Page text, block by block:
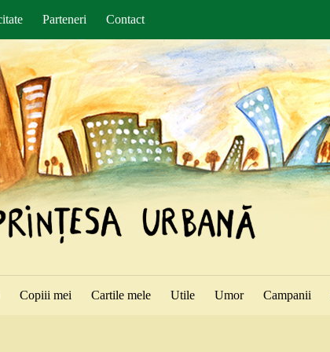
Parteneri Contact
Copiii mei Cartile mele Utile Umor Campanii